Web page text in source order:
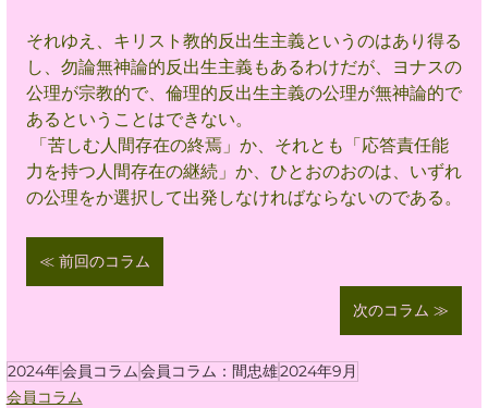
それゆえ、キリスト教的反出生主義というのはあり得る
し、勿論無神論的反出生主義もあるわけだが、ヨナスの
公理が宗教的で、倫理的反出生主義の公理が無神論的で
あるということはできない。
力を持つ人間存在の継続」か、ひとおのおのは、いずれ
の公理をか選択して出発しなければならないのである。
≪ 前回のコラム
次のコラム ≫
2024年会員コラム会員コラム：間忠雄2024年9月
会員コラム